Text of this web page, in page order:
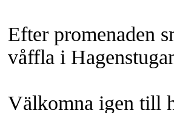
Efter promenaden
våffla i
Välkomna igen till